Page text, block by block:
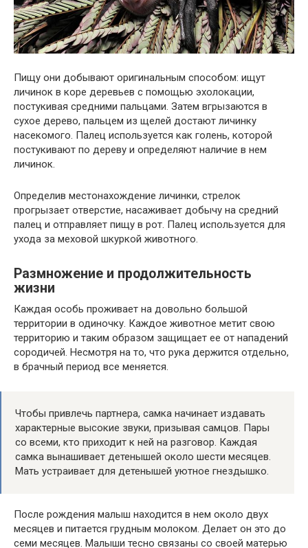
Пищу они добывают оригинальным способом: ищут
личинок в коре деревьев с помощью эхолокации,
постукивая средними пальцами. Затем вгрызаются в
сухое дерево, пальцем из щелей достают личинку
насекомого. Палец используется как голень, которой
постукивают по дереву и определяют наличие в нем
личинок.
Определив местонахождение личинки, стрелок
прогрызает отверстие, насаживает добычу на средний
палец и отправляет пищу в рот. Палец используется для
ухода за меховой шкуркой животного.
Размножение и продолжительность
жизни
Каждая особь проживает на довольно большой
территории в одиночку. Каждое животное метит свою
территорию и таким образом защищает ее от нападений
сородичей. Несмотря на то, что рука держится отдельно,
в брачный период все меняется.
Чтобы привлечь партнера, самка начинает издавать
характерные высокие звуки, призывая самцов. Пары
со всеми, кто приходит к ней на разговор. Каждая
самка вынашивает детенышей около шести месяцев.
Мать устраивает для детенышей уютное гнездышко.
После рождения малыш находится в нем около двух
месяцев и питается грудным молоком. Делает он это до
семи месяцев. Малыши тесно связаны со своей матерью